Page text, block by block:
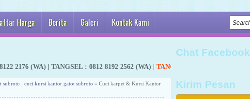
Harga Berita Galeri Kontak Kami
|TANGSEL : 0812 8192 2562 (WA) |TANGERANG:0858 8817 8284 (wa)
subroto cuci kursi kantor gatot subroto » Cuci karpet & Kursi Kantor
Chat Facebook
Kirim Pesan